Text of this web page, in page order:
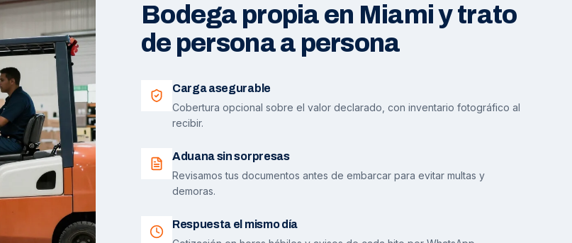
Bodega propia en Miami y trato
de persona a persona
Carga asegurable
Cobertura opcional sobre el valor declarado, con inventario fotográfico al
recibir.
Aduana sin sorpresas
Revisamos tus documentos antes de embarcar para evitar multas y
demoras.
Respuesta el mismo día